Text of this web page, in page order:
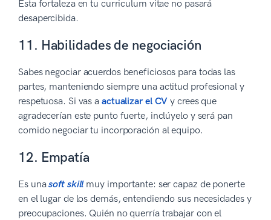
Esta fortaleza en tu curriculum vitae no pasará
desapercibida.
11. Habilidades de negociación
Sabes negociar acuerdos beneficiosos para todas las
partes, manteniendo siempre una actitud profesional y
respetuosa. Si vas a actualizar el CV y crees que
agradecerían este punto fuerte, inclúyelo y será pan
comido negociar tu incorporación al equipo.
12. Empatía
Es unasoft skillmuy importante: ser capaz de ponerte
en el lugar de los demás, entendiendo sus necesidades y
preocupaciones. Quién no querría trabajar con el